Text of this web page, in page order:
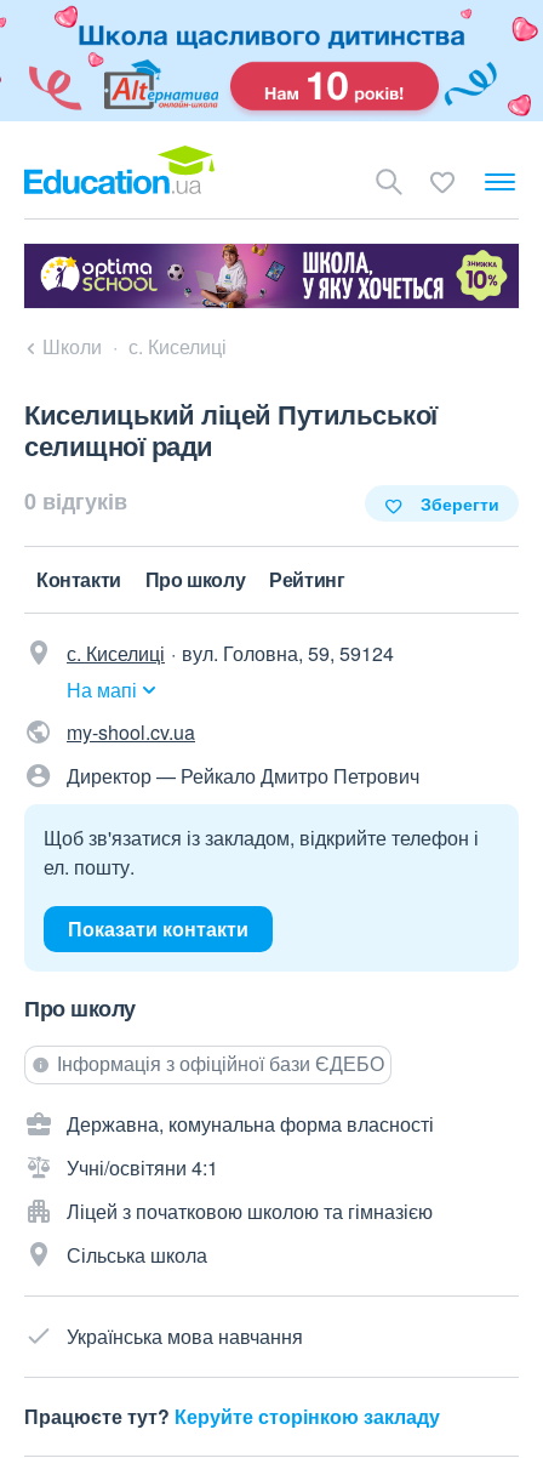
Школи с. Киселиці
Киселицький ліцей Путильської
селищної ради
0 відгуків Зберегти
Контакти Про школу Рейтинг
с. Киселиці
вул. Головна, 59, 59124
На мапі
my-shool.cv.ua
Директор — Рейкало Дмитро Петрович
Щоб зв'язатися із закладом, відкрийте телефон і
ел. пошту.
Показати контакти
Про школу
Інформація з офіційної бази ЄДЕБО
Державна, комунальна форма власності
Учні/освітяни 4:1
Ліцей з початковою школою та гімназією
Сільська школа
Українська мова навчання
Працюєте тут? Керуйте сторінкою закладу